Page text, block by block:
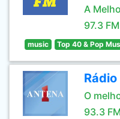
A
97.3 FM
music Top 40 & Pop
O
93.3 FM